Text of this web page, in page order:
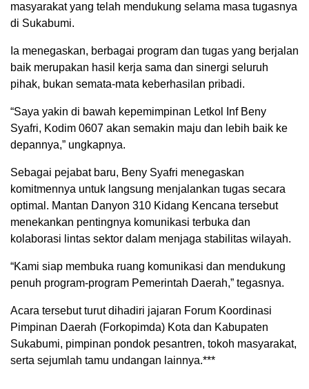
masyarakat yang telah mendukung selama masa tugasnya
di Sukabumi.
Ia menegaskan, berbagai program dan tugas yang berjalan
baik merupakan hasil kerja sama dan sinergi seluruh
pihak, bukan semata-mata keberhasilan pribadi.
“Saya yakin di bawah kepemimpinan Letkol Inf Beny
Syafri, Kodim 0607 akan semakin maju dan lebih baik ke
depannya,” ungkapnya.
Sebagai pejabat baru, Beny Syafri menegaskan
komitmennya untuk langsung menjalankan tugas secara
optimal. Mantan Danyon 310 Kidang Kencana tersebut
menekankan pentingnya komunikasi terbuka dan
kolaborasi lintas sektor dalam menjaga stabilitas wilayah.
“Kami siap membuka ruang komunikasi dan mendukung
penuh program-program Pemerintah Daerah,” tegasnya.
Acara tersebut turut dihadiri jajaran Forum Koordinasi
Pimpinan Daerah (Forkopimda) Kota dan Kabupaten
Sukabumi, pimpinan pondok pesantren, tokoh masyarakat,
serta sejumlah tamu undangan lainnya.***